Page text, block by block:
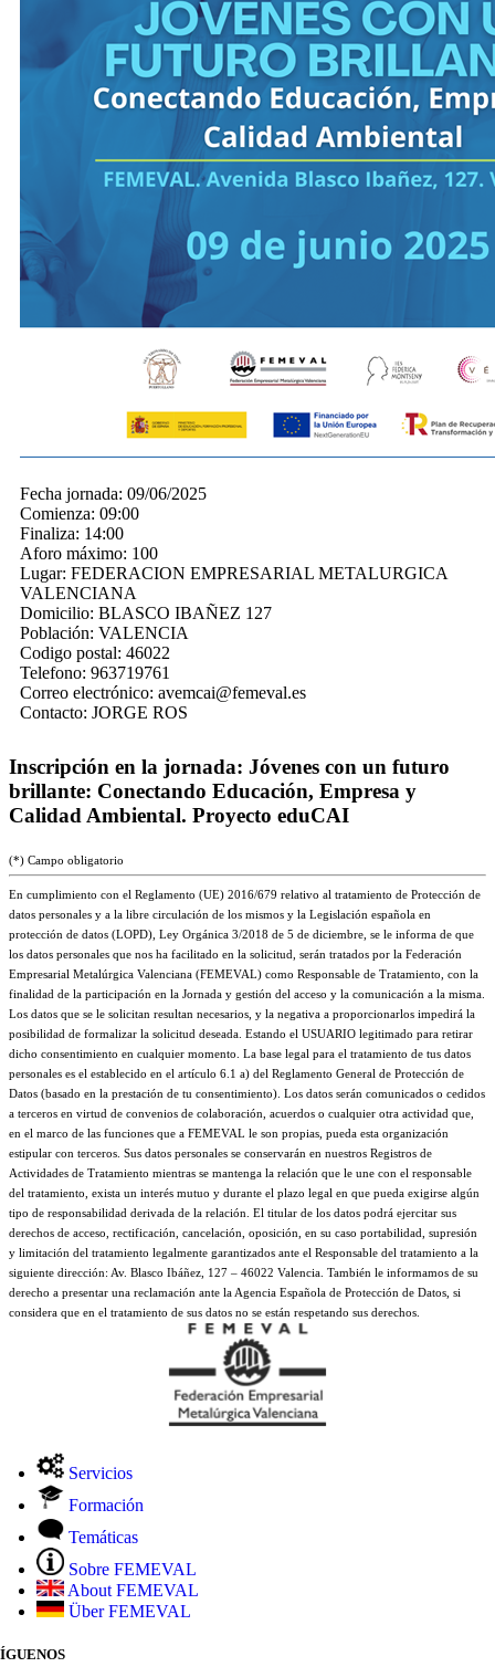
Fecha jornada: 09/06/2025
Comienza: 09:00
Finaliza: 14:00
Aforo máximo: 100
Lugar: FEDERACION EMPRESARIAL METALURGICA
VALENCIANA
Domicilio: BLASCO IBAÑEZ 127
Población: VALENCIA
Codigo postal: 46022
Telefono: 963719761
Correo electrónico: avemcai@femeval.es
Contacto: JORGE ROS
Inscripción en la jornada: Jóvenes con un futuro
brillante: Conectando Educación, Empresa y
Calidad Ambiental. Proyecto eduCAI
(*) Campo obligatorio
En cumplimiento con el Reglamento (UE) 2016/679 relativo al tratamiento de Protección de
datos personales y a la libre circulación de los mismos y la Legislación española en
protección de datos (LOPD), Ley Orgánica 3/2018 de 5 de diciembre, se le informa de que
los datos personales que nos ha facilitado en la solicitud, serán tratados por la Federación
Empresarial Metalúrgica Valenciana (FEMEVAL) como Responsable de Tratamiento, con la
finalidad de la participación en la Jornada y gestión del acceso y la comunicación a la misma.
Los datos que se le solicitan resultan necesarios, y la negativa a proporcionarlos impedirá la
posibilidad de formalizar la solicitud deseada. Estando el USUARIO legitimado para retirar
dicho consentimiento en cualquier momento. La base legal para el tratamiento de tus datos
personales es el establecido en el artículo 6.1 a) del Reglamento General de Protección de
Datos (basado en la prestación de tu consentimiento). Los datos serán comunicados o cedidos
a terceros en virtud de convenios de colaboración, acuerdos o cualquier otra actividad que,
en el marco de las funciones que a FEMEVAL le son propias, pueda esta organización
estipular con terceros. Sus datos personales se conservarán en nuestros Registros de
Actividades de Tratamiento mientras se mantenga la relación que le une con el responsable
del tratamiento, exista un interés mutuo y durante el plazo legal en que pueda exigirse algún
tipo de responsabilidad derivada de la relación. El titular de los datos podrá ejercitar sus
derechos de acceso, rectificación, cancelación, oposición, en su caso portabilidad, supresión
y limitación del tratamiento legalmente garantizados ante el Responsable del tratamiento a la
siguiente dirección: Av. Blasco Ibáñez, 127 – 46022 Valencia. También le informamos de su
derecho a presentar una reclamación ante la Agencia Española de Protección de Datos, si
considera que en el tratamiento de sus datos no se están respetando sus derechos.
Servicios
Formación
Temáticas
Sobre FEMEVAL
About FEMEVAL
Über FEMEVAL